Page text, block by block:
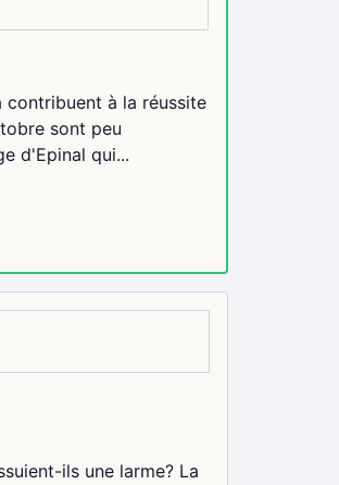
contribuent à la réussite
sont peu
d'Epinal qui...
ils une larme? La